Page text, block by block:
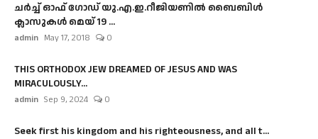
ചർച്ച് ഓഫ് ഗോഡ് യു.എ.ഇ.റീജിയണിൽ ബൈബിൾ
ക്ലാസുകൾ മെയ് 19 ...
admin May 17, 2018 0
THIS ORTHODOX JEW DREAMED OF JESUS AND WAS
MIRACULOUSLY...
admin Sep 9, 2024 0
Seek first his kingdom and his righteousness, and all t...